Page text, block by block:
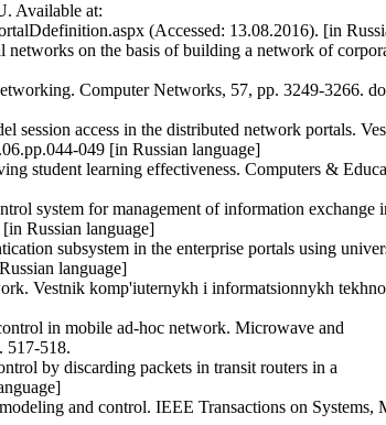
Available at:
(Accessed: 13.08.2016). [in
on the basis of building a network of
Computer Networks, 57, pp. 3249-3266.
access in the distributed network portals.
049 [in Russian language]
student learning effectiveness. Computers &
system for management of information exchange
Russian language]
subsystem in the enterprise portals using
language]
Vestnik komp'iuternykh i informatsionnykh
in mobile ad-hoc network. Microwave and
517-518.
by discarding packets in transit routers in a
and control. IEEE Transactions on Systems,